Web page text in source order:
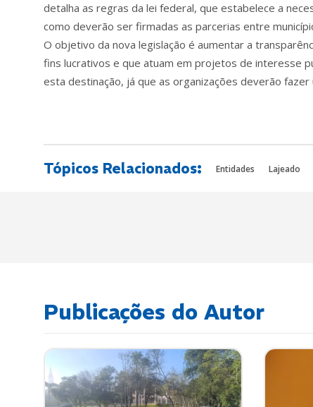
detalha as regras da lei federal, que estabelece a
como deverão ser firmadas as parcerias entre
O objetivo da nova legislação é aumentar a
fins lucrativos e que atuam em projetos de interesse
esta destinação, já que as organizações deverão
Tópicos Relacionados: Entidades Lajeado
Publicações do Autor